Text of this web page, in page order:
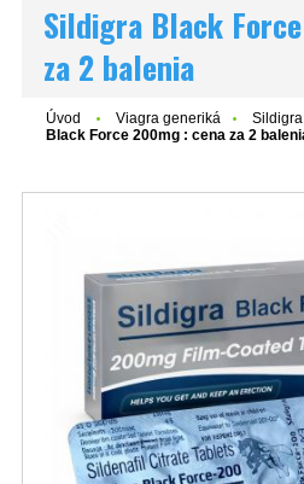
Sildigra Black
za 2 balenia
Úvod Viagra generiká
Black Force 200mg : cena za 2